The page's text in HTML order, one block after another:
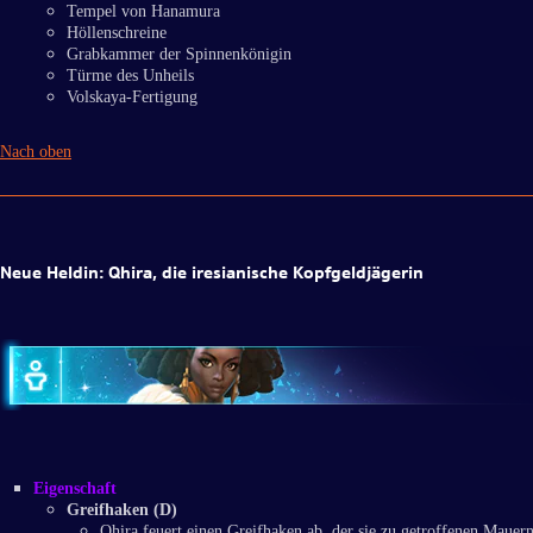
Tempel von Hanamura
Höllenschreine
Grabkammer der Spinnenkönigin
Türme des Unheils
Volskaya-Fertigung
Nach oben
Neue Heldin: Qhira, die iresianische Kopfgeldjägerin
Eigenschaft
Greifhaken (D)